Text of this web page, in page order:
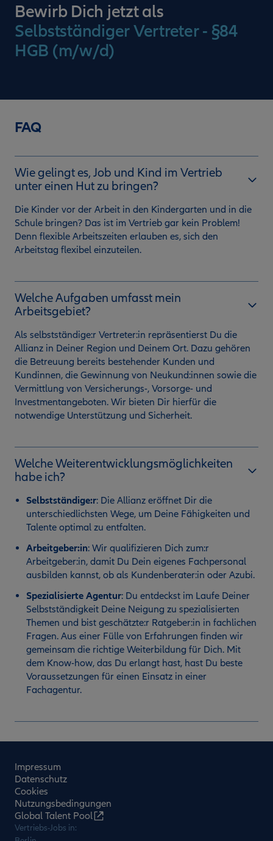
Bewirb Dich jetzt als
Selbstständiger Vertreter - §84
HGB (m/w/d)
FAQ
Wie gelingt es, Job und Kind im Vertrieb
unter einen Hut zu bringen?
Die Kinder vor der Arbeit in den Kindergarten und in die
Schule bringen? Das ist im Vertrieb gar kein Problem!
Denn flexible Arbeitszeiten erlauben es, sich den
Arbeitstag flexibel einzuteilen.
Welche Aufgaben umfasst mein
Arbeitsgebiet?
Als selbstständige:r Vertreter:in repräsentierst Du die
Allianz in Deiner Region und Deinem Ort. Dazu gehören
die Betreuung bereits bestehender Kunden und
Kundinnen, die Gewinnung von Neukund:innen sowie die
Vermittlung von Versicherungs-, Vorsorge- und
Investmentangeboten. Wir bieten Dir hierfür die
notwendige Unterstützung und Sicherheit.
Welche Weiterentwicklungsmöglichkeiten
habe ich?
Selbstständige:r: Die Allianz eröffnet Dir die
unterschiedlichsten Wege, um Deine Fähigkeiten und
Talente optimal zu entfalten.
Arbeitgeber:in: Wir qualifizieren Dich zum:r
Arbeitgeber:in, damit Du Dein eigenes Fachpersonal
ausbilden kannst, ob als Kundenberater:in oder Azubi.
Spezialisierte Agentur: Du entdeckst im Laufe Deiner
Selbstständigkeit Deine Neigung zu spezialisierten
Themen und bist geschätzte:r Ratgeber:in in fachlichen
Fragen. Aus einer Fülle von Erfahrungen finden wir
gemeinsam die richtige Weiterbildung für Dich. Mit
dem Know-how, das Du erlangt hast, hast Du beste
Voraussetzungen für einen Einsatz in einer
Fachagentur.
Impressum
Datenschutz
Cookies
Nutzungsbedingungen
Global Talent Pool
Vertriebs-Jobs in: